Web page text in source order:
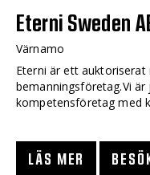
Eterni Sweden
Värnamo
Eterni är ett auktoriserat
bemanningsföretag.Vi
kompetensföretag med
LÄS MER